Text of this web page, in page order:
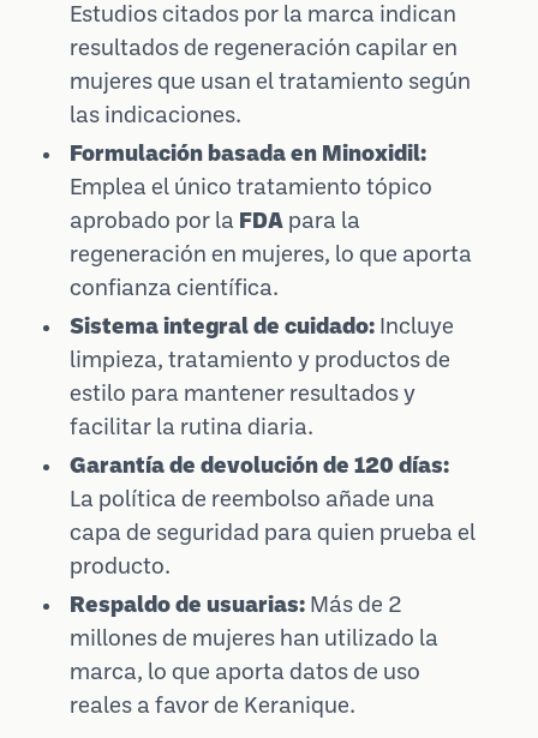
Estudios citados por la marca indican
resultados de regeneración capilar en
mujeres que usan el tratamiento según
las indicaciones.
Formulación basada en Minoxidil:
Emplea el único tratamiento tópico
aprobado por la FDA para la
regeneración en mujeres, lo que aporta
confianza científica.
Sistema integral de cuidado: Incluye
limpieza, tratamiento y productos de
estilo para mantener resultados y
facilitar la rutina diaria.
Garantía de devolución de 120 días:
La política de reembolso añade una
capa de seguridad para quien prueba el
producto.
Respaldo de usuarias: Más de 2
millones de mujeres han utilizado la
marca, lo que aporta datos de uso
reales a favor de Keranique.